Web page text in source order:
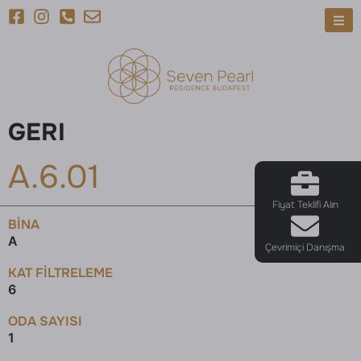
Fiyat Teklifi Alın
Çevrimiçi Danışma
GERI
A.6.01
BINA
A
KAT FILTRELEME
6
ODA SAYISI
1